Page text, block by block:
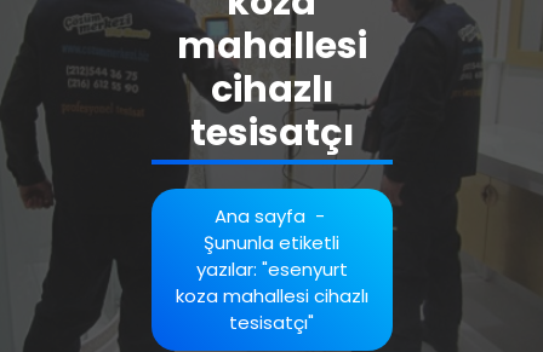
mahallesi
cihazlı
tesisatçı
Ana sayfa-
Şununla etiketli
yazılar: "esenyurt
koza mahallesi cihazlı
tesisatçı"